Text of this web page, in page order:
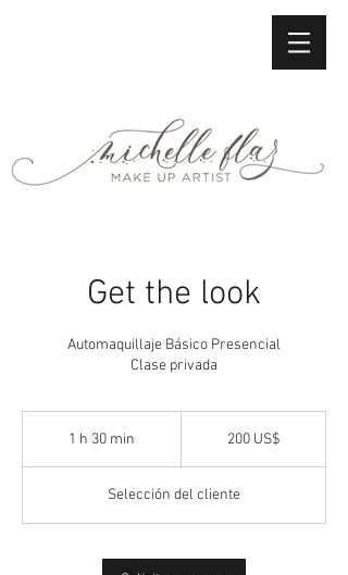
Get the look
Automaquillaje Básico Presencial
Clase privada
1 h 30 min
0
i
estadounidenses
200 US$
Selección del cliente